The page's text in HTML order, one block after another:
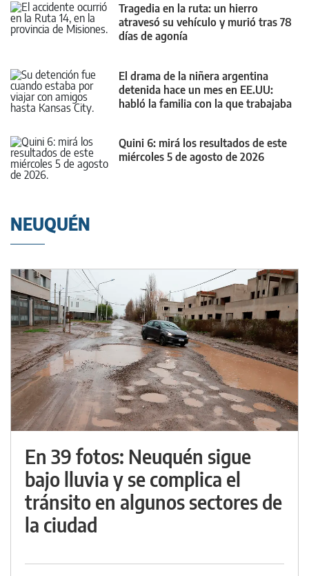
Tragedia en la ruta: un hierro
atravesó su vehículo y murió tras 78
días de agonía
El drama de la niñera argentina
detenida hace un mes en EE.UU:
habló la familia con la que trabajaba
Quini 6: mirá los resultados de este
miércoles 5 de agosto de 2026
NEUQUÉN
En 39 fotos: Neuquén sigue
bajo lluvia y se complica el
tránsito en algunos sectores de
la ciudad